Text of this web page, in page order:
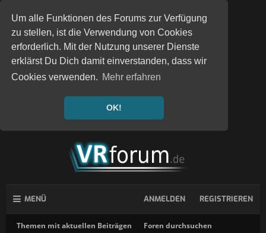
Um alle Funktionen des Forums zur Verfügung
zu stellen, ist die Verwendung von Cookies
erforderlich. Mit der Nutzung unserer Dienste
erklärst Du Dich damit einverstanden, dass wir
Cookies verwenden. Mehr erfahren
OK!
MENÜ
Themen mit aktuellen Beiträgen Foren durchsuchen
ANMELDEN REGISTRIEREN